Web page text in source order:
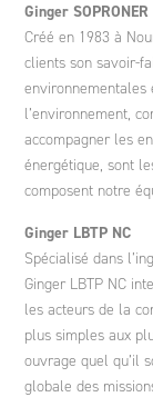
Ginger SOPRONER
Créé en 1983 à
clients son savoir-
l’environnement,
accompagner les
énergétique, sont
composent notre
Ginger LBTP NC
Spécialisé dans
Ginger LBTP NC
les acteurs de la
plus simples aux
ouvrage quel qu’il
globale des
Ginger V-SCAN
Pologne
Tunisie